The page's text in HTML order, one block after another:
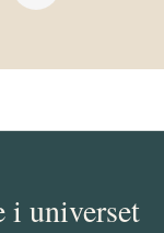
i universet